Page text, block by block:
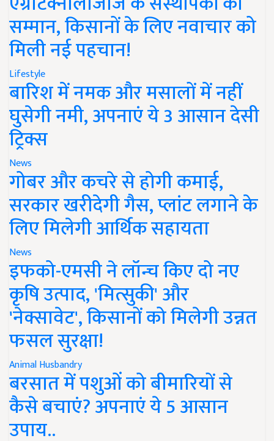
सम्मान, किसानों के लिए नवाचार को
मिली नई पहचान!
Lifestyle
बारिश में नमक और मसालों में नहीं
घुसेगी नमी, अपनाएं ये 3 आसान देसी
ट्रिक्स
News
गोबर और कचरे से होगी कमाई,
सरकार खरीदेगी गैस, प्लांट लगाने के
लिए मिलेगी आर्थिक सहायता
News
इफको-एमसी ने लॉन्च किए दो नए
कृषि उत्पाद, 'मित्सुकी' और
'नेक्सावेट', किसानों को मिलेगी उन्नत
फसल सुरक्षा!
Animal Husbandry
बरसात में पशुओं को बीमारियों से
कैसे बचाएं? अपनाएं ये 5 आसान
उपाय..